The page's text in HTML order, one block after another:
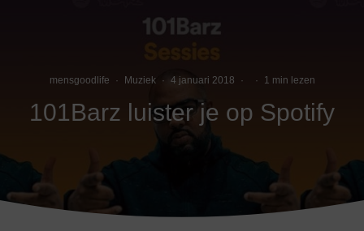
mensgoodlife · Muziek · 4 januari 2018 · · 1 min lezen
101Barz luister je op Spotify